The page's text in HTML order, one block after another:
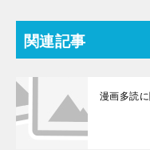
関連記事
漫画多読